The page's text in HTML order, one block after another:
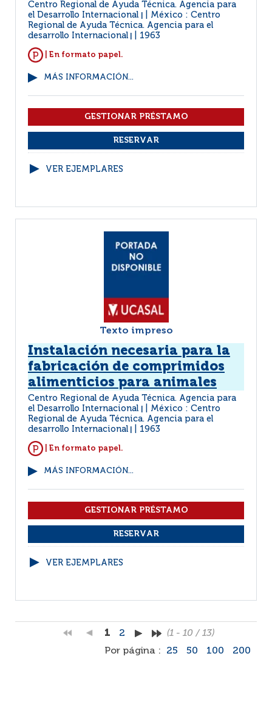
Centro Regional de Ayuda Técnica. Agencia para
el Desarrollo Internacional
México : Centro
Regional de Ayuda Técnica. Agencia para el
desarrollo Internacional
1963
| En formato papel.
MÁS INFORMACIÓN...
VER EJEMPLARES
Texto impreso
Instalación necesaria para la
fabricación de comprimidos
alimenticios para animales
Centro Regional de Ayuda Técnica. Agencia para
el Desarrollo Internacional
México : Centro
Regional de Ayuda Técnica. Agencia para el
desarrollo Internacional
1963
| En formato papel.
MÁS INFORMACIÓN...
VER EJEMPLARES
1 2
(1 - 10 / 13)
Por página :
25 50 100 200